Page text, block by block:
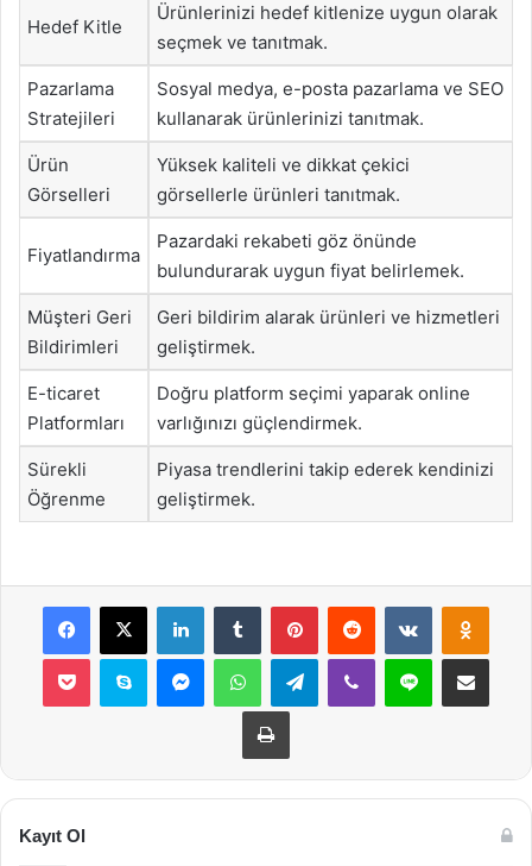
Hedef Kitle
Ürünlerinizi hedef kitlenize uygun olarak
seçmek ve tanıtmak.
Pazarlama
Stratejileri
Sosyal medya, e-posta pazarlama ve SEO
kullanarak ürünlerinizi tanıtmak.
Ürün
Görselleri
Yüksek kaliteli ve dikkat çekici
görsellerle ürünleri tanıtmak.
Fiyatlandırma
Pazardaki rekabeti göz önünde
bulundurarak uygun fiyat belirlemek.
Müşteri Geri
Bildirimleri
Geri bildirim alarak ürünleri ve hizmetleri
geliştirmek.
E-ticaret
Platformları
Doğru platform seçimi yaparak online
varlığınızı güçlendirmek.
Sürekli
Öğrenme
Piyasa trendlerini takip ederek kendinizi
geliştirmek.
Facebook
X LinkedInTumblr PinterestReddit VKontakte
Pocket Skype MessengerWhatsAppTelegramViber Line E-Posta ile
Yazdır
Kayıt Ol